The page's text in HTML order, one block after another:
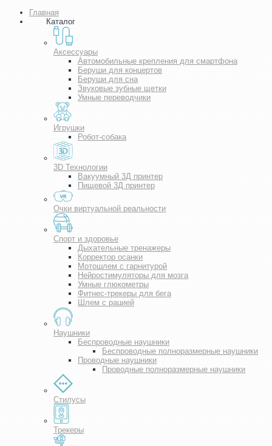
Главная
Каталог
Аксессуары
Автомобильные крепления для смартфона
Беруши для концертов
Беруши для сна
Звуковые зубные щетки
Умные переводчики
Игрушки
Робот-собака
3D Технологии
Вакуумный 3Д принтер
Пищевой 3Д принтер
Очки виртуальной реальности
Спорт и здоровье
Дыхательные тренажеры
Корректор осанки
Мотошлем с гарнитурой
Нейростимуляторы для мозга
Умные глюкометры
Фитнес-трекеры для бега
Шлем с рацией
Наушники
Беспроводные наушники
Беспроводные полноразмерные наушники
Проводные наушники
Проводные полноразмерные наушники
Стилусы
Трекеры